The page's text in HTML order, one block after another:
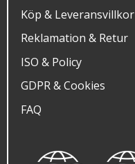
Köp & Leveransvillkor
Reklamation & Retur
ISO & Policy
GDPR & Cookies
FAQ